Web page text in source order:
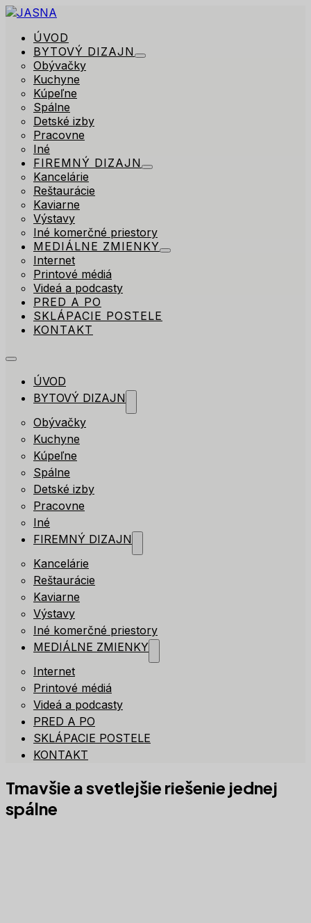
ÚVOD
BYTOVÝ DIZAJN
Obývačky
Kuchyne
Kúpeľne
Spálne
Detské izby
Pracovne
Iné
FIREMNÝ DIZAJN
Kancelárie
Reštaurácie
Kaviarne
Výstavy
Iné komerčné priestory
MEDIÁLNE ZMIENKY
Internet
Printové médiá
Videá a podcasty
PRED A PO
SKLÁPACIE POSTELE
KONTAKT
ÚVOD
BYTOVÝ DIZAJN
Obývačky
Kuchyne
Kúpeľne
Spálne
Detské izby
Pracovne
Iné
FIREMNÝ DIZAJN
Kancelárie
Reštaurácie
Kaviarne
Výstavy
Iné komerčné priestory
MEDIÁLNE ZMIENKY
Internet
Printové médiá
Videá a podcasty
PRED A PO
SKLÁPACIE POSTELE
KONTAKT
Tmavšie a svetlejšie riešenie jednej
spálne